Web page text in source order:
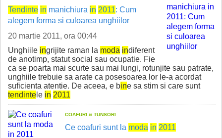
Tendinte in manichiura in 2011: Cum
alegem forma si culoarea unghiilor
20 martie 2011, ora 00:44
Unghiile ingrijite raman la moda indiferent
de anotimp, statut social sau ocupatie. Fie
ca se poarta mai scurte sau mai lungi, rotunjite sau patrate,
unghiile trebuie sa arate ca posesoarea lor le-a acordat
suficienta atentie. De aceea, e bine sa stim si care sunt
tendinte le in 2011
COAFURI & TUNSORI
Ce coafuri sunt la moda in 2011